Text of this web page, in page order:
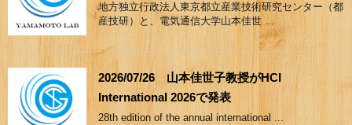
地方独立行政法人東京都立産業技術研究センター（都
産技研）と、電気通信大学山本佳世 ...
2026/07/26 山本佳世子教授がHCI
International 2026で発表
28th edition of the annual international ...